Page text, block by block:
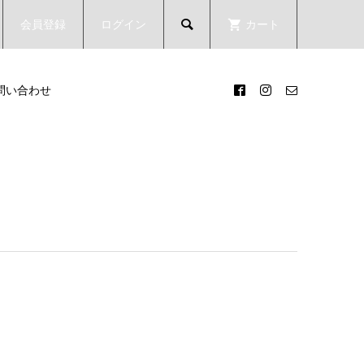
会員登録 ログイン  カート
い合わせ